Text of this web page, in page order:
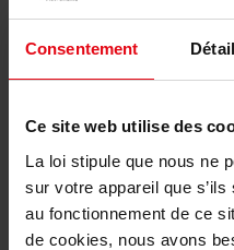
Consentement
Ce site web utilise des
La loi stipule que nous ne
sur votre appareil que
au fonctionnement de ce
de cookies, nous avons
peaux
Soin VIsage